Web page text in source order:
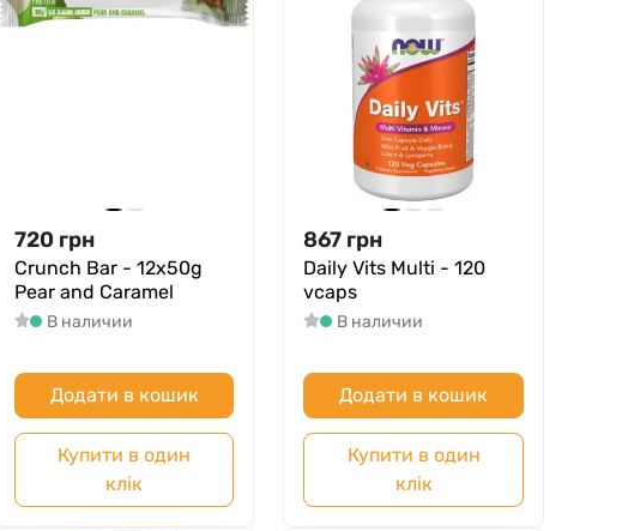
720 грн
Crunch Bar - 12x50g
Pear and Caramel
В наличии
Додати в кошик
Купити в один
клік
867 грн
Daily Vits Multi - 120
vcaps
В наличии
Додати в кошик
Купити в один
клік